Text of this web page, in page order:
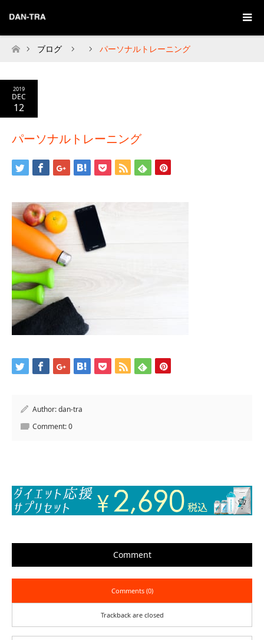
Home
ブログ パーソナルトレーニング
2019
DEC
12
パーソナルトレーニング
Author:dan-tra
Comment:0
Comment
Comments (0)
Trackback are closed